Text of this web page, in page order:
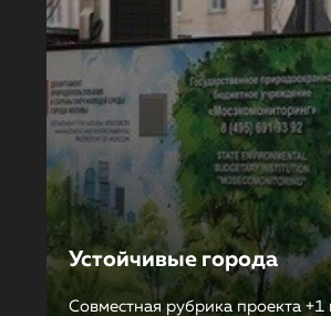
Устойчивые города
Совместная рубрика проекта